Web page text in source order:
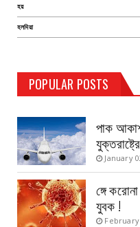
হয়
হলদিয়া
POPULAR POSTS
TEST PAGE
পাক
January
ঙ্গে
যুবক !
February